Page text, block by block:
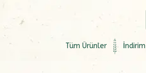
Tüm Ürünler İndirim